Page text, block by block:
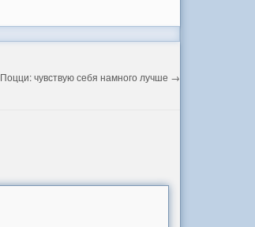
Поцци: чувствую себя намного лучше →